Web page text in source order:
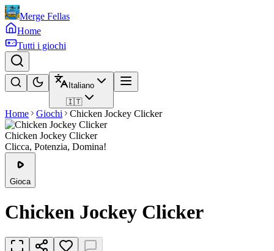
Merge Fellas
Home
Tutti i giochi
Italiano
🇮🇹
Home Giochi Chicken Jockey Clicker
Chicken Jockey Clicker
Clicca, Potenzia, Domina!
Gioca
Chicken Jockey Clicker